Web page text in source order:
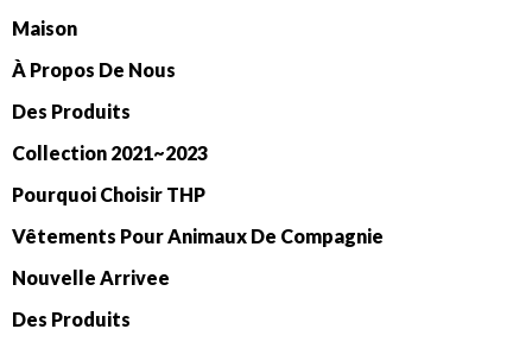
Maison
À Propos De Nous
Des Produits
Collection 2021~2023
Pourquoi Choisir THP
Vêtements Pour Animaux De Compagnie
Nouvelle Arrivee
Des Produits